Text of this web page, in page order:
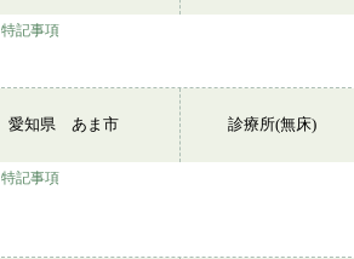
特記事項
愛知県 あま市 診療所(無床)
特記事項